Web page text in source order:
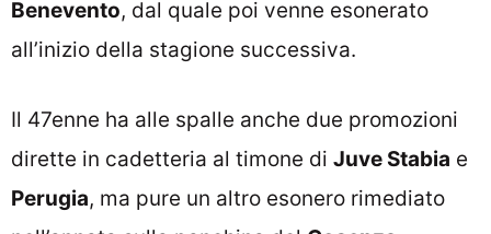
Benevento, dal quale poi venne esonerato
all’inizio della stagione successiva.
Il 47enne ha alle spalle anche due promozioni
dirette in cadetteria al timone di Juve Stabia e
Perugia, ma pure un altro esonero rimediato